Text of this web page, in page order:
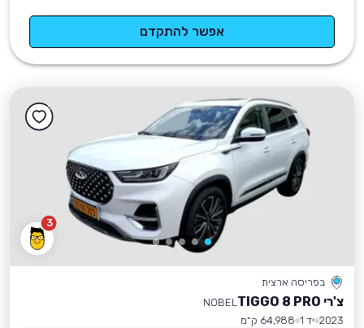
אפשר להתקדם
3
בפריסה ארצית
צ'רי TIGGO 8 PRO
NOBEL
2023 יד 1
64,988 ק״מ